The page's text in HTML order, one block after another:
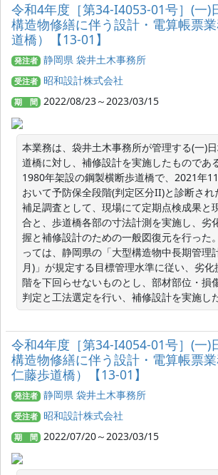
令和4年度［第34-I4053-01号］(一)
構造物修繕に伴う設計・電算帳票
道橋）【13-01】
発注者 静岡県 袋井土木事務所
受注者 昭和設計株式会社
期 間 2022/08/23～2023/03/15
本業務は、袋井土木事務所が管理する(一)
道橋に対し、補修設計を実施したものであ
1980年架設の鋼製横断歩道橋で、2021年
おいて予防保全段階(判定区分II)と診断され
補足調査として、現場にて定期点検成果と
合と、歩道橋各部の寸法計測を実施し、劣
握と補修設計のための一般図復元を行った
っては、静岡県の「大型構造物中長期管理
月)」が規定する目標管理水準に従い、劣
階を下回らせないものとし、部材部位・損
判定と工法選定を行い、補修設計を実施した
令和4年度［第34-I4054-01号］(一)
構造物修繕に伴う設計・電算帳票
仁藤歩道橋）【13-01】
発注者 静岡県 袋井土木事務所
受注者 昭和設計株式会社
期 間 2022/07/20～2023/03/15